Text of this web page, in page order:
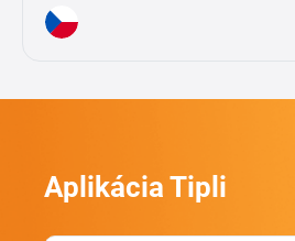
Aplikácia Tipli